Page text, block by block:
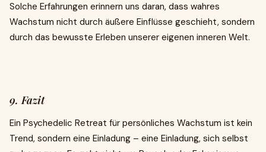
Solche Erfahrungen erinnern uns daran, dass wahres
Wachstum nicht durch äußere Einflüsse geschieht, sondern
durch das bewusste Erleben unserer eigenen inneren Welt.
9. Fazit
Ein Psychedelic Retreat für persönliches Wachstum ist kein
Trend, sondern eine Einladung – eine Einladung, sich selbst